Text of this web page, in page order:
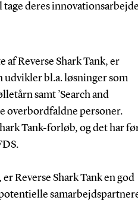
deres
af Reverse Shark Tank, er
bl.a. løsninger som
samt ’Search and
overbordfaldne personer.
Tank-forløb, og det har
Reverse Shark Tank en god